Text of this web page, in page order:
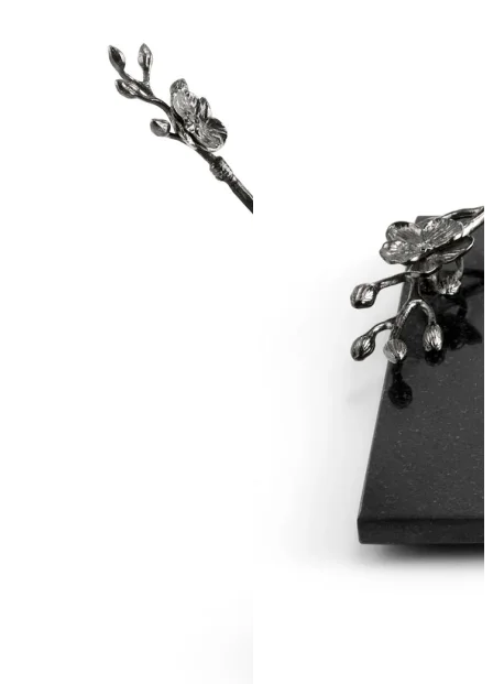
ПОДПИСАТЬСЯ
Политикой конфиденциальностии